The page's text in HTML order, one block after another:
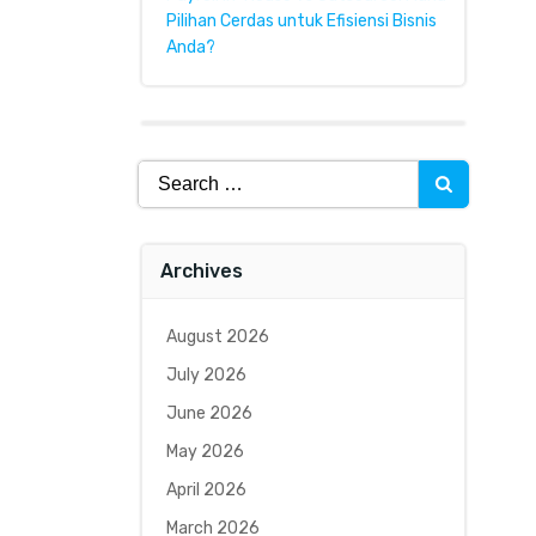
Pilihan Cerdas untuk Efisiensi Bisnis
Anda?
Search
for:
Archives
August 2026
July 2026
June 2026
May 2026
April 2026
March 2026